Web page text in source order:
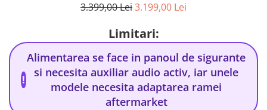
3.399,00 Lei3.199,00 Lei
Limitari:
!
Alimentarea se face in panoul de sigurante
si necesita auxiliar audio activ, iar unele
modele necesita adaptarea ramei
aftermarket